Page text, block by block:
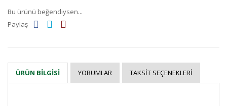
Bu ürünü beğendiysen...
Paylaş
ÜRÜN BILGISI YORUMLAR TAKSIT SEÇENEKLERI